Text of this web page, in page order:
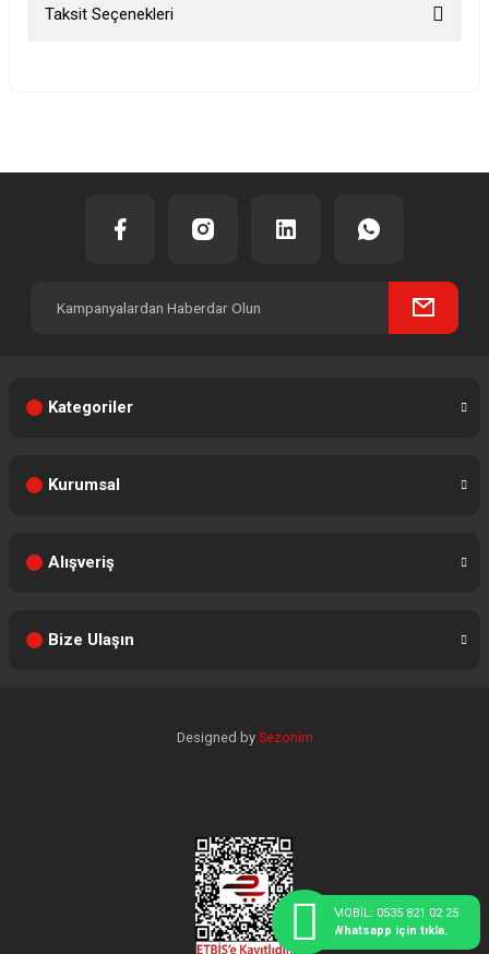
Taksit Seçenekleri
Kategoriler
Kurumsal
Alışveriş
Bize Ulaşın
Designed by Sezonim
MOBİL: 0535 821 02 25
Whatsapp için tıkla.